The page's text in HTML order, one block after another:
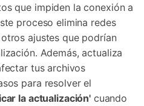
que impiden la conexión a
proceso elimina redes
ajustes que podrían
Además, actualiza
tus archivos
para resolver el
la actualización' cuando